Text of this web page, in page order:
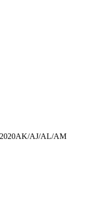
AJ/AL/AM